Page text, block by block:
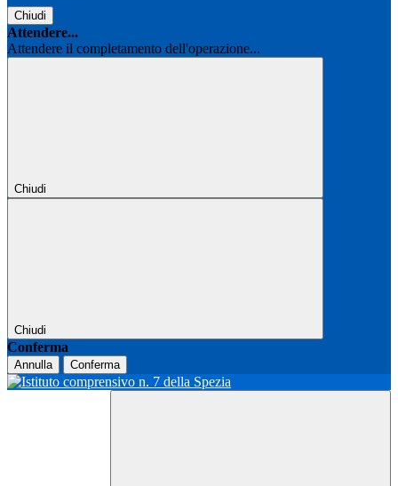
Chiudi
Attendere...
Attendere il completamento dell'operazione...
Chiudi
Chiudi
Conferma
Annulla Conferma